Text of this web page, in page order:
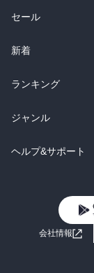
総合
ラノベ
雑誌・グラビア
BL・TL
セール
総合
ラノベ
雑誌・グラビア
BL・TL
新着
総合
ラノベ
雑誌・グラビア
ランキング
総合
ラノベ
ジャンル
コミック
ライトノベル
ヘルプ&サポート
よくあるご質問
会社情報